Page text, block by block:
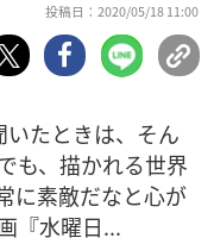
投稿日：2020/05/18 11:00
いたときは、そん
も、描かれる世界
に素敵だなと心が
『水曜日...